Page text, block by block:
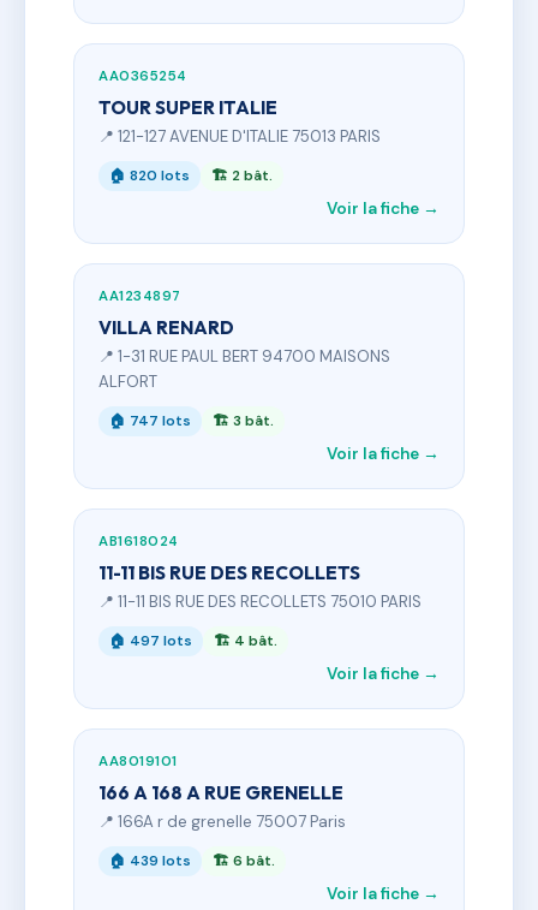
AA0365254
TOUR SUPER ITALIE
📍 121-127 AVENUE D'ITALIE 75013 PARIS
🏠 820 lots 🏗 2 bât.
Voir la fiche →
AA1234897
VILLA RENARD
📍 1-31 RUE PAUL BERT 94700 MAISONS
ALFORT
🏠 747 lots 🏗 3 bât.
Voir la fiche →
AB1618024
11-11 BIS RUE DES RECOLLETS
📍 11-11 BIS RUE DES RECOLLETS 75010 PARIS
🏠 497 lots 🏗 4 bât.
Voir la fiche →
AA8019101
166 A 168 A RUE GRENELLE
📍 166A r de grenelle 75007 Paris
🏠 439 lots 🏗 6 bât.
Voir la fiche →